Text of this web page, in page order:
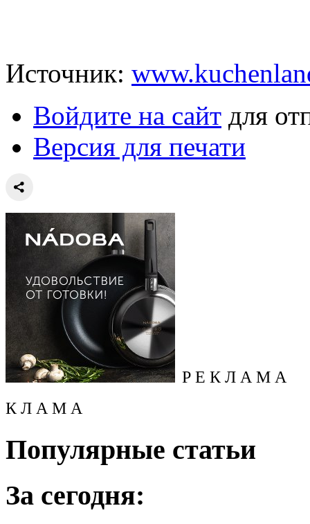
Источник:
Войдите на сайт для
Версия для печати
Р Е К Л А М А
К Л А М А
Популярные статьи
За сегодня: